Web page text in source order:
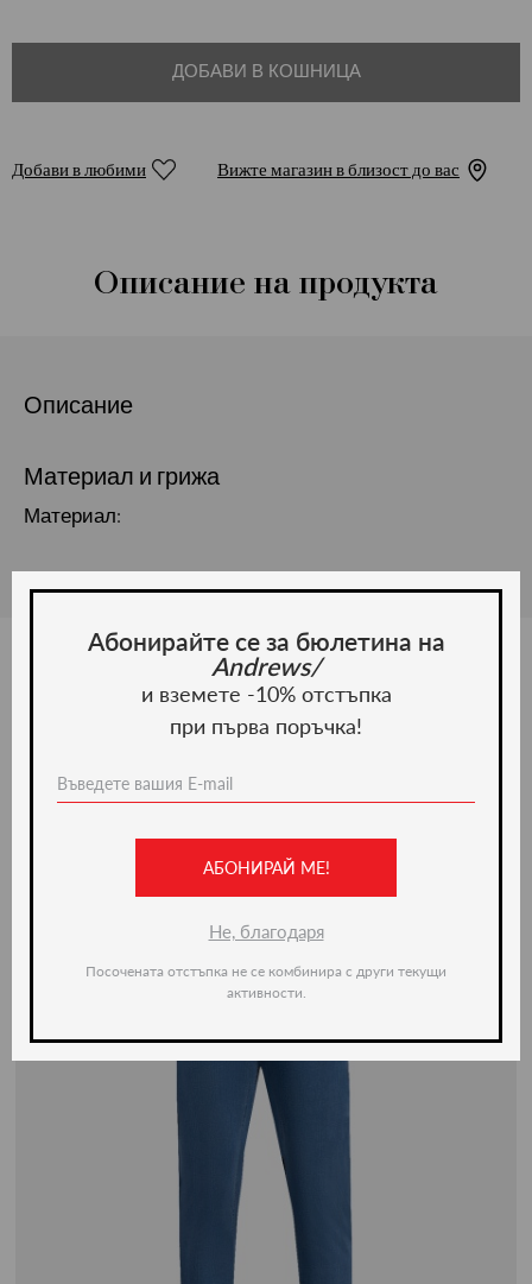
ДОБАВИ В КОШНИЦА
Добави в любими Вижте магазин в близост до вас
Описание на продукта
Описание
Материал и грижа
Материал:
Ние препоръчваме
-50%
Абонирайте се за бюлетина на
Andrews/
и вземете -10% отстъпка
при първа поръчка!
АБОНИРАЙ МЕ!
Не, благодаря
Посочената отстъпка не се комбинира с други текущи
активности.